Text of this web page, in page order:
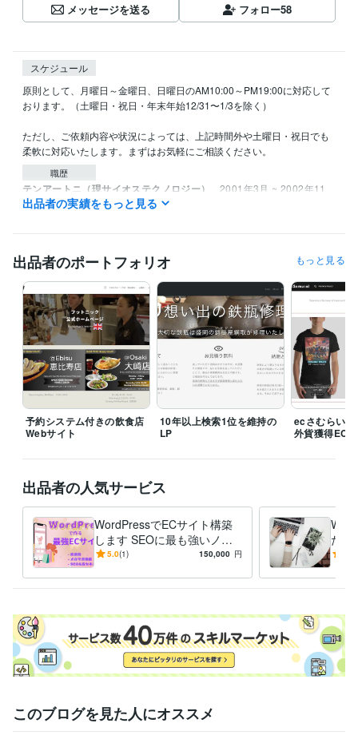
メッセージを送る
フォロー58
スケジュール
原則として、月曜日～金曜日、日曜日のAM10:00～PM19:00に対応して
おります。（土曜日・祝日・年末年始12/31〜1/3を除く）
ただし、ご依頼内容や状況によっては、上記時間外や土曜日・祝日でも
柔軟に対応いたします。まずはお気軽にご相談ください。
職歴
テンアートニ（現サイオステクノロジー）
2001年3月 ~ 2002年11
月
LikedIn SEOアセスメント 取得年 : 2022年
プログラミング言語・フレームワーク
CSS:20年HTML:20年JavaScript:5年PHP:14年Python:1年
ビジネス・クリエイティブツール
Joomla!:5年Wix:5年WordPress:15年
Shopify:3年
カラーミーショップ:10年Google Analytics:18年
Google Search Console:18年Google Tag Manager:1年Hubspot:3年
Zoho:10年
Stable Diffusion:2年
Perplexity AI:2年
Midjourney:2年Bard:2年DALL-E:2年niji・journey:2年
Final Cut Pro:5年
その他ツール
Anthropic Claude:3年 Gemini Pro:2年
Creative Reality Studio:2年SUNO AI:2年
Anaconda:2年VScode:10年OpenAI Playground:1年
Anthropic workbench:1年AI Studio Google:1年
Fliki:1年
Ideogram:1年Noteboo LM:1年ChatGPT:3年 Kling AI:2年Runway:2年
Vrew:3年
Perplexity Pro:1年
得意分野
営
ビジネス Web ECサイト WordPress
住まい・美容・生活相談
火鉢・茶道・お茶全てと北欧テーブルウェ
ア 火鉢・囲炉裏のご相談
空間コーディネーター 火鉢 囲炉裏 茶道 お茶
学歴
神奈川大学 2002年3月 ~ 2025年2月
出品者の実績をもっと見る
出品者のポートフォリオ もっと見る
予約システム付きの飲食店
Webサイト
10年以上検索1位を維持の
LP
ecさむらい
外貨獲得EC
出品者の人気サービス
WordPressでECサイト構築
します SEOに最も強いノー
コードECサイト｜越境EC完
5.0(1) 150,000 円
たし
トラ
このブログを見た人にオススメ